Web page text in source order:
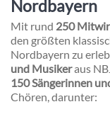
Nordbayern
Mit rund 250
den größten
Nordbayern zu
und Musikeraus
150 Sängerinnen
Chören, darunter: